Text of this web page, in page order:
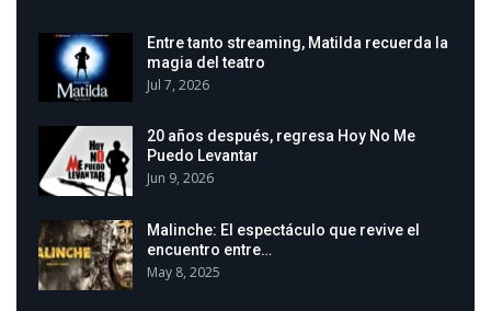
Entre tanto streaming, Matilda recuerda la
magia del teatro
Jul 7, 2026
20 años después, regresa Hoy No Me
Puedo Levantar
Jun 9, 2026
Malinche: El espectáculo que revive el
encuentro entre…
May 8, 2025